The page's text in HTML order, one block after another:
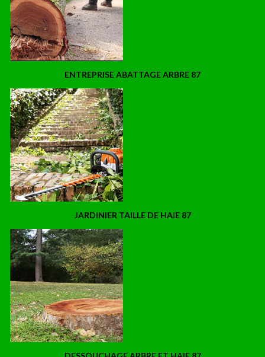
ENTREPRISE ABATTAGE ARBRE 87
JARDINIER TAILLE DE HAIE 87